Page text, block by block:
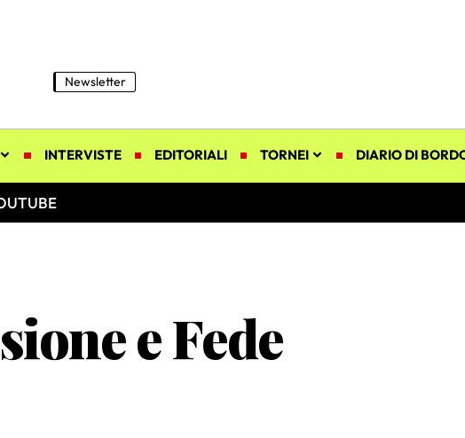
Newsletter
INTERVISTE EDITORIALI TORNEI DIARIO DI
e Fede